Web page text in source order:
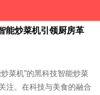
能炒菜机引领厨房革
菜机”的黑科技智能炒菜
注。在科技与美食的融合